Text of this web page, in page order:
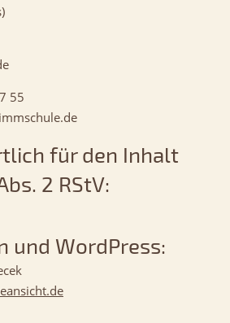
55
für den Inhalt
2 RStV:
und WordPress: